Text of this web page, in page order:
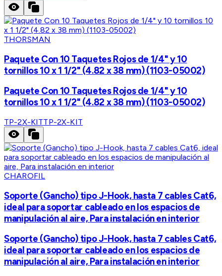
THORSMAN
Paquete Con 10 Taquetes Rojos de 1/4" y 10
tornillos 10 x 1 1/2" (4.82 x 38 mm) (1103-05002)
Paquete Con 10 Taquetes Rojos de 1/4" y 10
tornillos 10 x 1 1/2" (4.82 x 38 mm) (1103-05002)
TP-2X-KITTP-2X-KIT
CHAROFIL
Soporte (Gancho) tipo J-Hook, hasta 7 cables Cat6,
ideal para soportar cableado en los espacios de
manipulación al aire, Para instalación en interior
Soporte (Gancho) tipo J-Hook, hasta 7 cables Cat6,
ideal para soportar cableado en los espacios de
manipulación al aire, Para instalación en interior